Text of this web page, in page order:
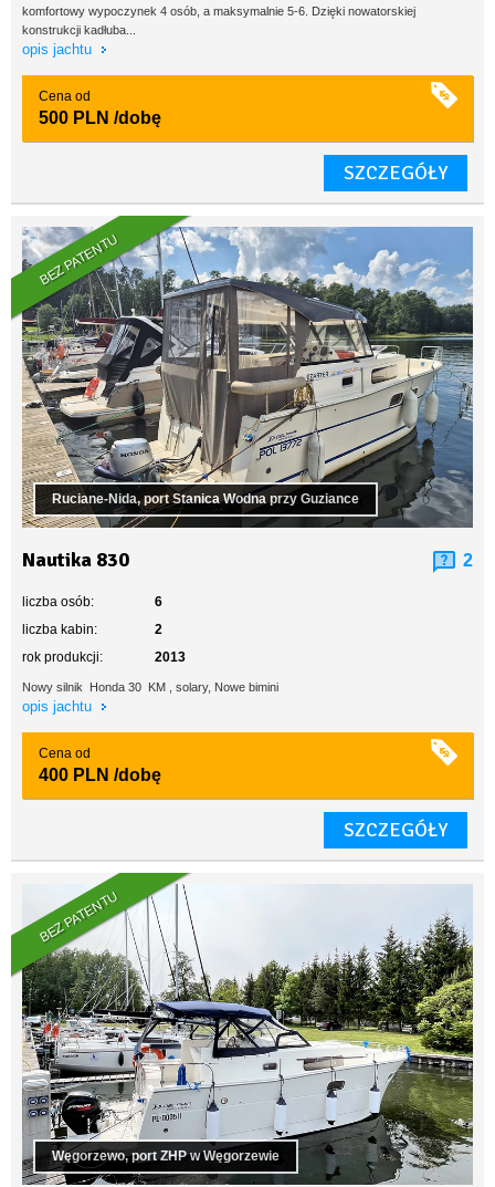
komfortowy wypoczynek 4 osób, a maksymalnie 5-6. Dzięki nowatorskiej
konstrukcji kadłuba...
opis jachtu
Cena od
500 PLN /dobę
SZCZEGÓŁY
BEZ PATENTU
Ruciane-Nida, port Stanica Wodna przy Guziance
Nautika 830 2
liczba osób:
6
liczba kabin:
2
rok produkcji:
2013
Nowy silnik Honda 30 KM , solary, Nowe bimini
opis jachtu
Cena od
400 PLN /dobę
SZCZEGÓŁY
BEZ PATENTU
Węgorzewo, port ZHP w Węgorzewie